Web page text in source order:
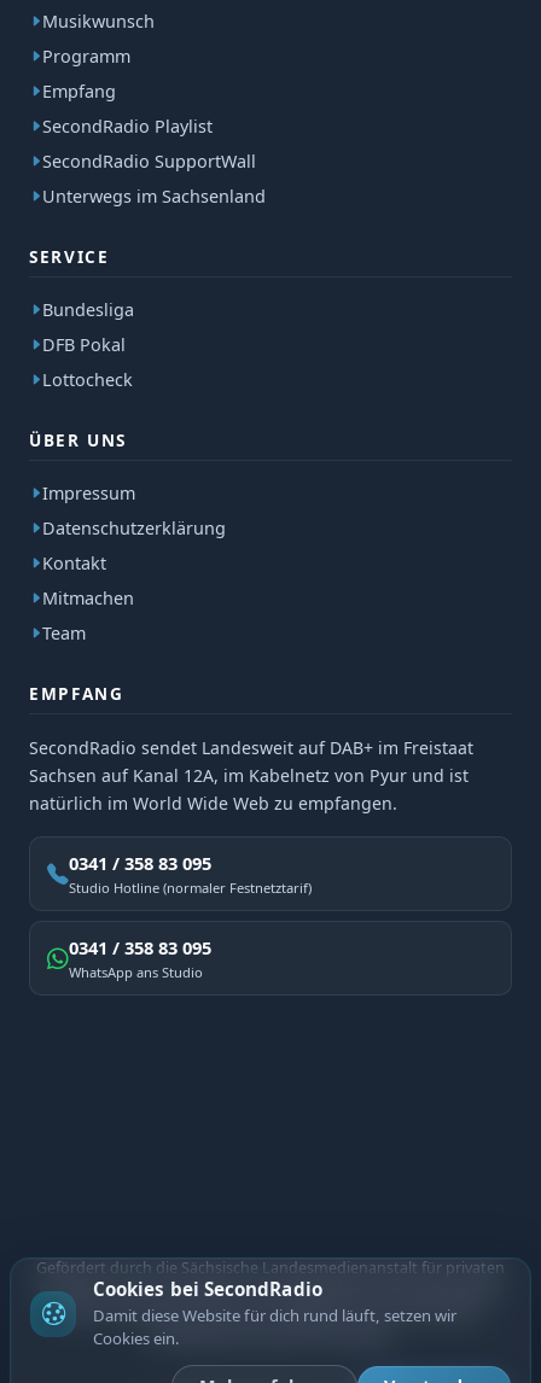
Musikwunsch
Programm
Empfang
SecondRadio Playlist
SecondRadio SupportWall
Unterwegs im Sachsenland
SERVICE
Bundesliga
DFB Pokal
Lottocheck
ÜBER UNS
Impressum
Datenschutzerklärung
Kontakt
Mitmachen
Team
EMPFANG
SecondRadio sendet Landesweit auf DAB+ im Freistaat
Sachsen auf Kanal 12A, im Kabelnetz von Pyur und ist
natürlich im World Wide Web zu empfangen.
0341 / 358 83 095
Studio Hotline (normaler Festnetztarif)
0341 / 358 83 095
WhatsApp ans Studio
Gefördert durch die Sächsische Landesmedienanstalt für privaten
Rundfunk und neue Medien. Diese Maßnahme wird mitfinanziert
durch Steuermittel auf der Grundlage des vom Sächsischen
Landtag beschlossenen Haushalts.
Cookies bei SecondRadio
Damit diese Website für dich rund läuft, setzen wir
Cookies ein.